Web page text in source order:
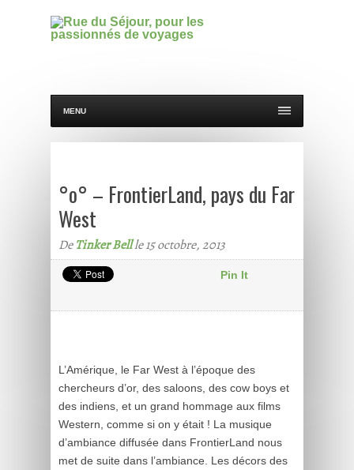
MENU
°o° – FrontierLand, pays du Far
West
DeTinker Bellle 15 octobre, 2013
Pin It
L’Amérique, le Far West à l’époque des
chercheurs d’or, des saloons, des cow boys et
des indiens, et un grand hommage aux films
Western, comme si on y était ! La musique
d’ambiance diffusée dans FrontierLand nous
met de suite dans l’ambiance. Les décors des